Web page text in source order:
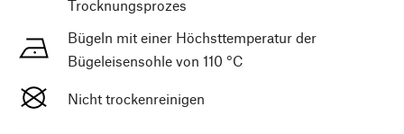
Trocknungsprozes
Bügeln mit einer Höchsttemperatur der
Bügeleisensohle von 110 °C
Nicht trockenreinigen